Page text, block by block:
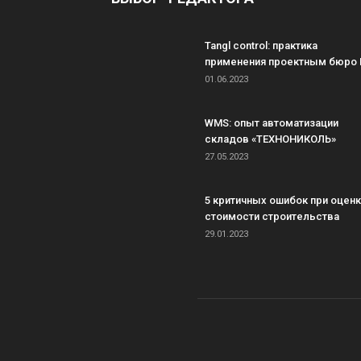
Tangl control: практика
применения проектным бюро
01.06.2023
WMS: опыт автоматизации
складов «ТЕХНОНИКОЛЬ»
27.05.2023
5 критичных ошибок при
стоимости строительства
29.01.2023